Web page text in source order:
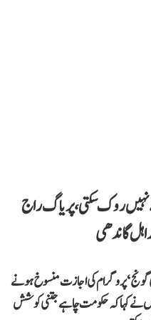
نہیں روک سکتی، پریاگ راج
گاندھی
پروگرام کی اجازت منسوخ ہونے
نے کہا کہ حکومت چاہے جتنی کوشش